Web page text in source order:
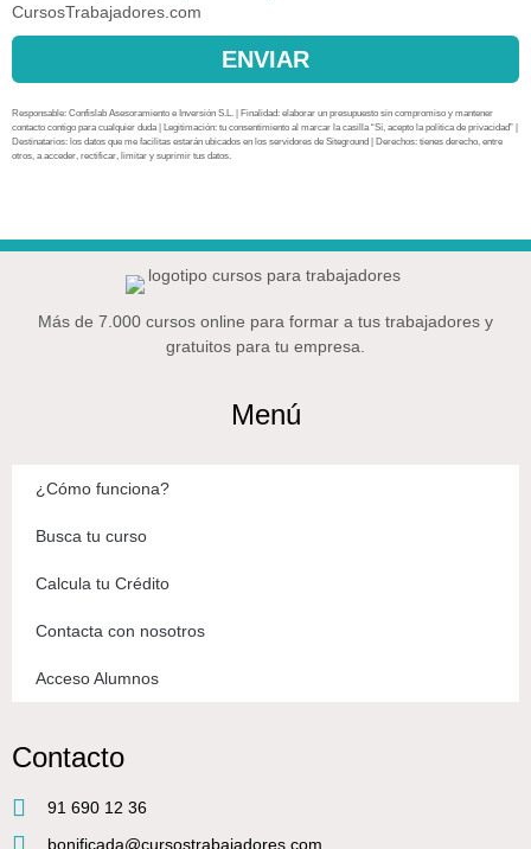
CursosTrabajadores.com
ENVIAR
Responsable: Confislab Asesoramiento e Inversión S.L. | Finalidad: elaborar un presupuesto sin compromiso y mantener
contacto contigo para cualquier duda | Legitimación: tu consentimiento al marcar la casilla “Sí, acepto la política de privacidad” |
Destinatarios: los datos que me facilitas estarán ubicados en los servidores de Siteground | Derechos: tienes derecho, entre
otros, a acceder, rectificar, limitar y suprimir tus datos.
Más de 7.000 cursos online para formar a tus trabajadores y
gratuitos para tu empresa.
Menú
¿Cómo funciona?
Busca tu curso
Calcula tu Crédito
Contacta con nosotros
Acceso Alumnos
Contacto
91 690 12 36
bonificada@cursostrabajadores.com